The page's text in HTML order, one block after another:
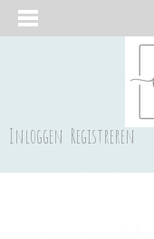
Inloggen Registreren